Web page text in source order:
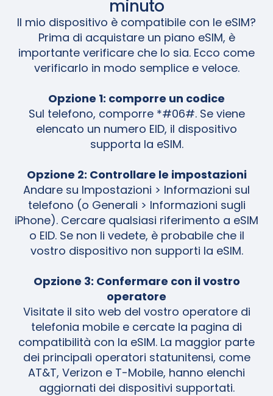
minuto
Il mio dispositivo è compatibile con le eSIM?
Prima di acquistare un piano eSIM, è
importante verificare che lo sia. Ecco come
verificarlo in modo semplice e veloce.
Opzione 1: comporre un codice
Sul telefono, comporre *#06#. Se viene
elencato un numero EID, il dispositivo
supporta la eSIM.
Opzione 2: Controllare le impostazioni
Andare su Impostazioni > Informazioni sul
telefono (o Generali > Informazioni sugli
iPhone). Cercare qualsiasi riferimento a eSIM
o EID. Se non li vedete, è probabile che il
vostro dispositivo non supporti la eSIM.
Opzione 3: Confermare con il vostro
operatore
Visitate il sito web del vostro operatore di
telefonia mobile e cercate la pagina di
compatibilità con la eSIM. La maggior parte
dei principali operatori statunitensi, come
AT&T, Verizon e T-Mobile, hanno elenchi
aggiornati dei dispositivi supportati.